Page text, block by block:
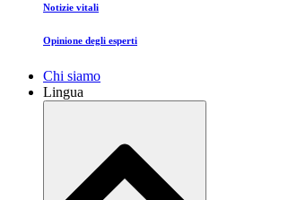
Notizie vitali
Opinione degli esperti
Chi siamo
Lingua